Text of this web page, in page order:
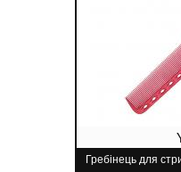
Гребінець для